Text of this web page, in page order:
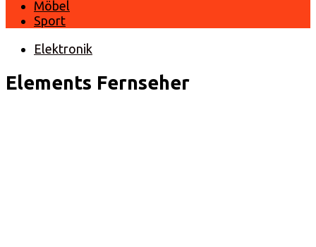
Möbel
Sport
Elektronik
Elements Fernseher